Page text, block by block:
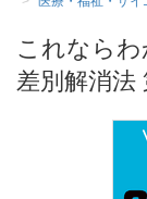
これなら
差別解消法